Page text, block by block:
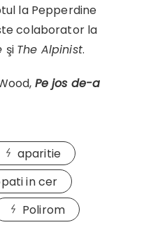
la Pepperdine
colaborator la
şi The Alpinist.
Pe jos de-a
aparitie
in cer
Polirom